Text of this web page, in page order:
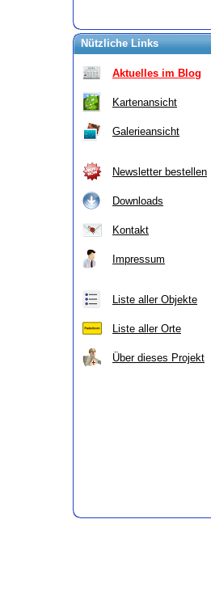
Nützliche Links
Aktuelles im Blog
Kartenansicht
Galerieansicht
Newsletter bestellen
Downloads
Kontakt
Impressum
Liste aller Objekte
Liste aller Orte
Über dieses Projekt